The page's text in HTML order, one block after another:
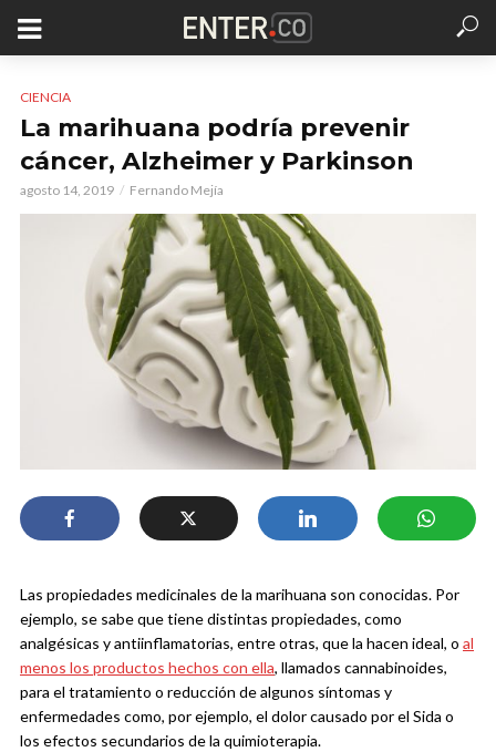
CIENCIA
La marihuana podría prevenir
cáncer, Alzheimer y Parkinson
agosto 14, 2019 Fernando Mejía
Las propiedades medicinales de la marihuana son conocidas. Por
ejemplo, se sabe que tiene distintas propiedades, como
analgésicas y antiinflamatorias, entre otras, que la hacen ideal, o al
menos los productos hechos con ella, llamados cannabinoides,
para el tratamiento o reducción de algunos síntomas y
enfermedades como, por ejemplo, el dolor causado por el Sida o
los efectos secundarios de la quimioterapia.